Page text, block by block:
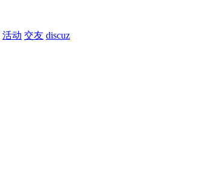
活动 交友 discuz